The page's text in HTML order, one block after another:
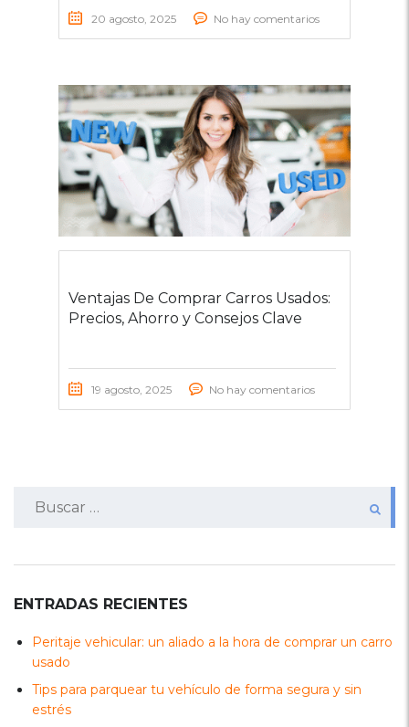
20 agosto, 2025 No hay comentarios
Ventajas De Comprar Carros Usados:
Precios, Ahorro y Consejos Clave
19 agosto, 2025 No hay comentarios
ENTRADAS RECIENTES
Peritaje vehicular: un aliado a la hora de comprar un carro
usado
Tips para parquear tu vehículo de forma segura y sin
estrés